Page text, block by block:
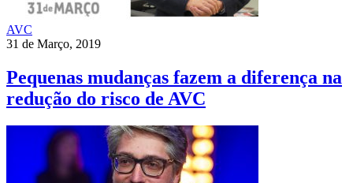
AVC
31 de Março, 2019
Pequenas mudanças fazem a diferença na
redução do risco de AVC